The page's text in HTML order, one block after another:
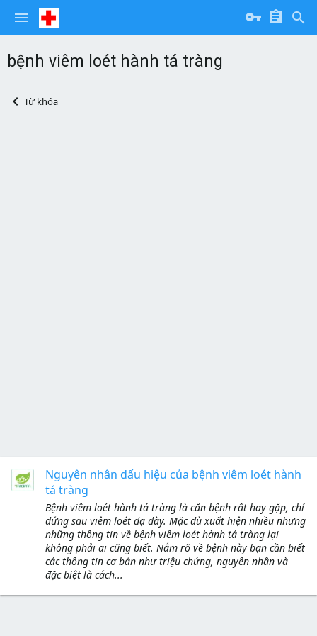
bệnh viêm loét hành tá tràng
Từ khóa
Nguyên nhân dấu hiệu của bệnh viêm loét hành
tá tràng
Bệnh viêm loét hành tá tràng là căn bệnh rất hay gặp, chỉ
đứng sau viêm loét dạ dày. Mặc dù xuất hiện nhiều nhưng
những thông tin về bệnh viêm loét hành tá tràng lại
không phải ai cũng biết. Nắm rõ về bệnh này bạn cần biết
các thông tin cơ bản như triệu chứng, nguyên nhân và
đặc biệt là cách...